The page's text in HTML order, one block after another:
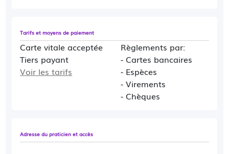
Tarifs et moyens de paiement
Carte vitale acceptée
Tiers payant
Voir les tarifs
Règlements par:
- Cartes bancaires
- Espèces
- Virements
- Chèques
Adresse du praticien et accès